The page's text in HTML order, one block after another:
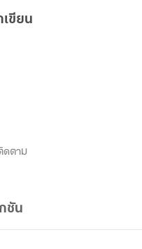
ขียน
ดตาม
ชัน